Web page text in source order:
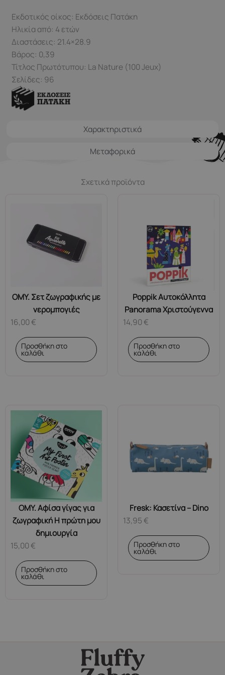
Χαρακτηριστικά
Μεταφορικά
Εκδοτικός οίκος: Εκδόσεις Πατάκη
Ηλικία από: 4 ετών
Διαστάσεις: 21.4×28.9
Βάρος: 0,39
Τίτλος Πρωτότυπου: La Nature (100 Jeux)
Σελίδες: 96
Σχετικά προϊόντα
OMY. Σετ ζωγραφικής με
νερομπογιές
16,00€
Προσθήκη στο
καλάθι
Poppik Αυτοκόλλητα
Panorama Χριστούγεννα
14,90€
Προσθήκη στο
καλάθι
OMY. Αφίσα γίγας για
ζωγραφική Η πρώτη μου
δημιουργία
15,00€
Προσθήκη στο
καλάθι
Fresk: Κασετίνα – Dino
13,95€
Προσθήκη στο
καλάθι